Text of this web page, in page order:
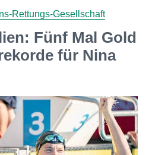
Rettungs-Gesellschaft
Fünf Mal Gold
für Nina